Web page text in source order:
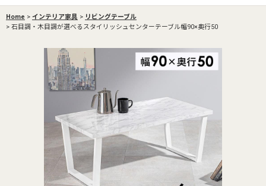
Home > インテリア家具 > リビングテーブル
> 石目調・木目調が選べるスタイリッシュセンターテーブル幅90×奥行50